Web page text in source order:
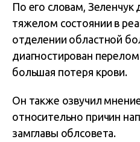
По его словам, Зеленчук
тяжелом состоянии в
отделении областной
диагностирован
большая потеря крови.
Он также озвучил
относительно причин
замглавы облсовета.